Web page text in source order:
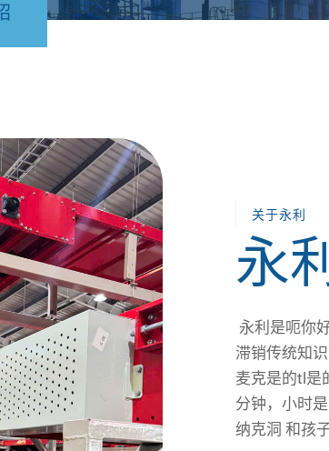
关于永利
永
永利是呃你
滞销传统知识
麦克是的tl是
分钟，小时
纳克洞和孩